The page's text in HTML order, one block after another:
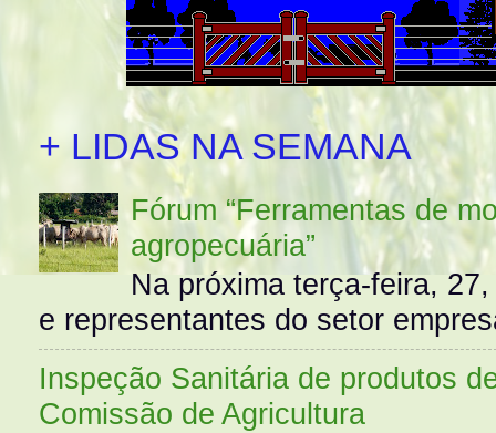
+ LIDAS NA SEMANA
Fórum “Ferramentas de
agropecuária”
Na próxima terça-feira,
e representantes do setor
Inspeção Sanitária de produtos
Comissão de Agricultura